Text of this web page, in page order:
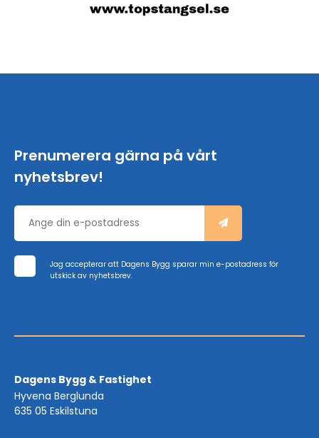
Prenumerera gärna på vårt
nyhetsbrev!
Jag accepterar att Dagens Bygg sparar min e-postadress för
utskick av nyhetsbrev.
Dagens Bygg & Fastighet
Hyvena Berglunda
635 05 Eskilstuna